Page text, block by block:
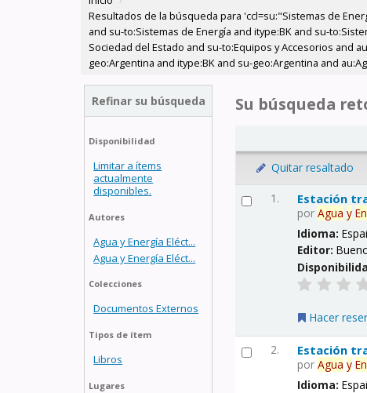
Resultados de la búsqueda para 'ccl=su:"Sistemas de
and su-to:Sistemas de Energía and itype:BK and su-
Sociedad del Estado and su-to:Equipos y Accesorios and
geo:Argentina and itype:BK and su-geo:Argentina and
Refinar su búsqueda
Disponibilidad
Limitar a ítems
actualmente
disponibles.
Autores
Agua y Energía Eléct...
Agua y Energía Eléct...
Colecciones
Documentos Externos
Tipos de ítem
Libros
Lugares
Su búsqueda
Quitar resaltado
1. Estación
porAgua y
Idioma:
Editor:
Hacer
2. Estación
porAgua y
Idioma: